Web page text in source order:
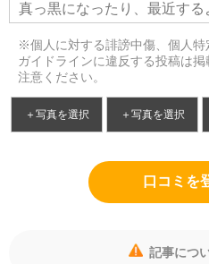
※個人に対する誹謗中傷、個人特
ガイドラインに違反する投稿は
注意ください。
＋写真を選択 ＋写真を選択
口コミを
記事につ